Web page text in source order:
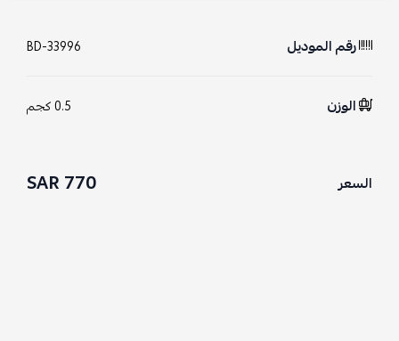
رقم الموديل BD-33996
الوزن 0.5 كجم
السعر 770 SAR